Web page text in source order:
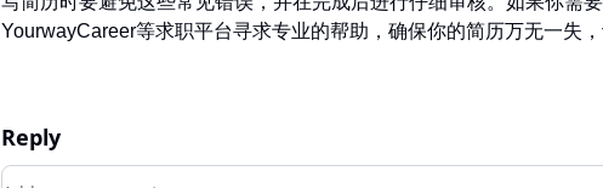
YourwayCareer等求职平台寻求专业的帮助，确保你的简历万无一失，
Reply
Add your comment